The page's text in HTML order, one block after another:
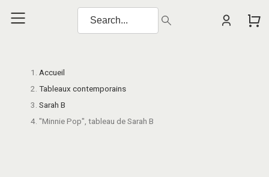
Accueil
Tableaux contemporains
Sarah B
"Minnie Pop", tableau de Sarah B